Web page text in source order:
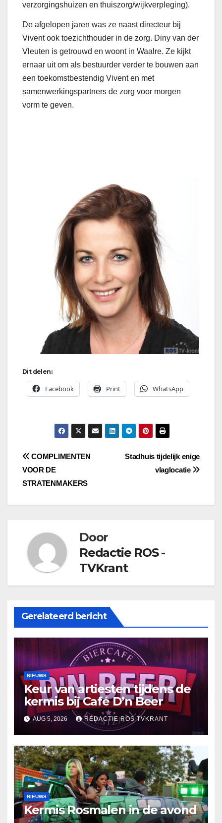
verzorgingshuizen en thuiszorg/wijkverpleging).
De afgelopen jaren was ze naast directeur bij
Vivent ook toezichthouder in de zorg. Diny van der
Vleuten is getrouwd en woont in Waalre. Ze kijkt
ernaar uit om als bestuurder verder te bouwen aan
een toekomstbestendig Vivent en met
samenwerkingspartners de zorg voor morgen
vorm te geven.
Dit delen:
Facebook Print WhatsApp
Bericht
navigatie
Stadhuis tijdelijk enige
vlaglocatie
COMPLIMENTEN
VOOR DE
STRATENMAKERS
Door
Redactie ROS -
TVKrant
Gerelateerd bericht
NIEUWS
Keur van artiesten tijdens de
kermis bij Café D’n Beer
AUG 5, 2026 REDACTIE ROS TVKRANT
NIEUWS
Kermis Rosmalen in de avond